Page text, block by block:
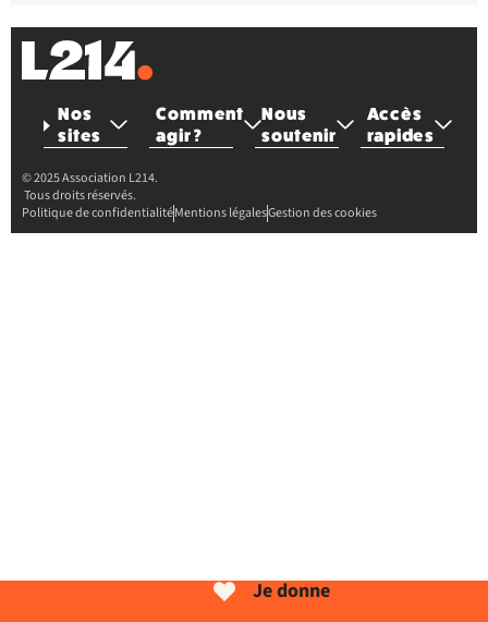
Je donne
Nos
sites
Comment
agir ?
Nous
soutenir
Accès
rapides
© 2025 Association L214.
Tous droits réservés.
Politique de confidentialitéMentions légalesGestion des cookies